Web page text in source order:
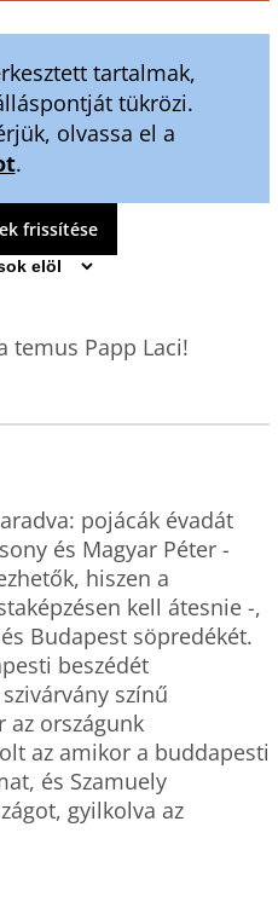
tartalmak,
tükrözi.
olvassa el a
.
frissítése
temus Papp Laci!
pojácák évadát
és Magyar Péter -
hiszen a
kell átesnie -,
Budapest söpredékét.
beszédét
színű
az országunk
az amikor a buddapesti
és Szamuely
gyilkolva az